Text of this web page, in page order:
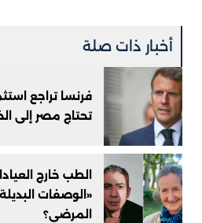
أخبار ذات صلة
فرنسا تراجع
تحتاج مصر إلى
الطب خارج
«الوصفات
المرضى؟